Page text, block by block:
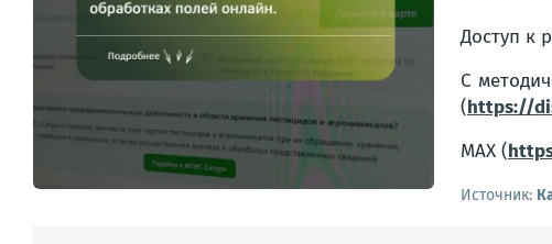
Доступ к
С
(https://
MAX (
Источник: